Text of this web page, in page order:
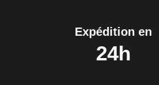
Montre Facile
Expédition en
24h